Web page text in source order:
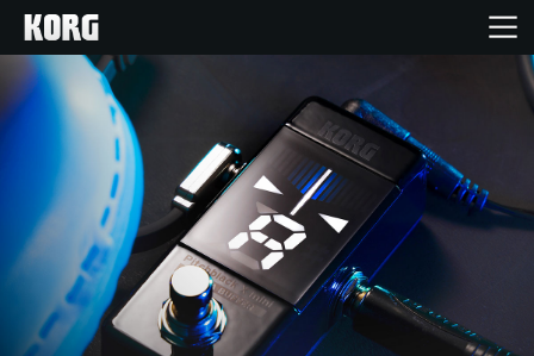
Inicio
Productos
Características
Eventos